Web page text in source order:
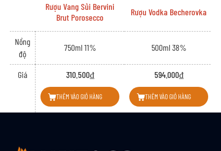
Rượu Vang Sủi Bervini
Brut Porosecco
Rượu Vodka Becherovka
Nồng
độ
750ml 11% 500ml 38%
Giá 310.500₫
THÊM VÀO GIỎ HÀNG
594.000₫
THÊM VÀO GIỎ HÀNG